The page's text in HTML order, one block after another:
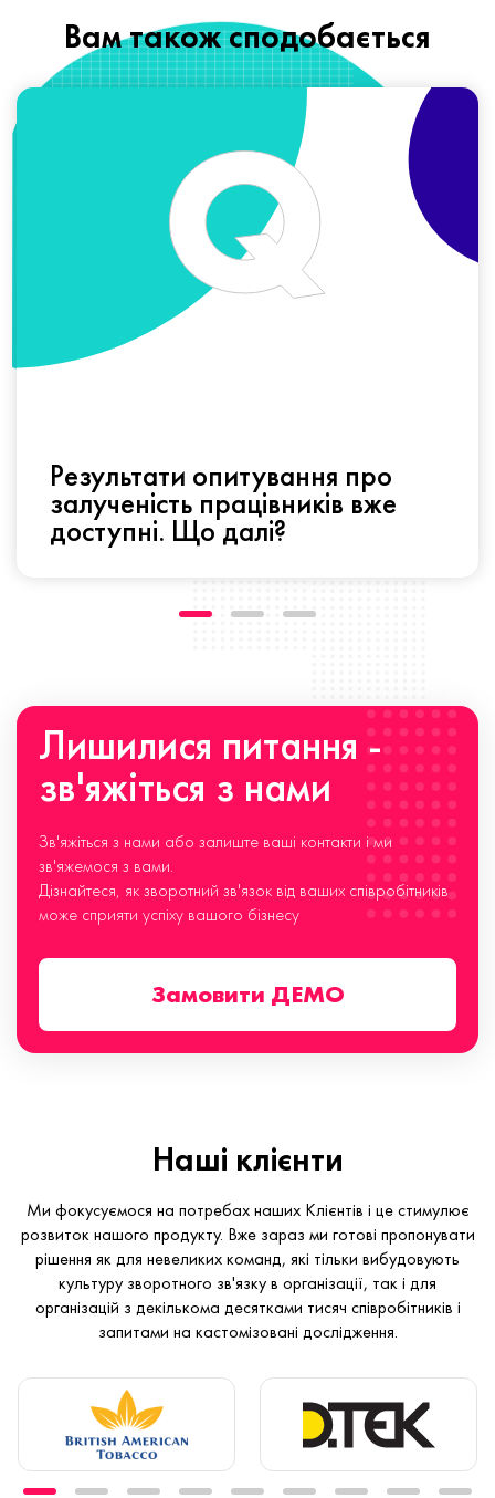
Вам також сподобається
Результати опитування про
залученість працівників вже
доступні. Що далі?
Лишилися питання -
зв'яжіться з нами
Зв'яжіться з нами або залиште ваші контакти і ми
зв'яжемося з вами.
Дізнайтеся, як зворотний зв'язок від ваших співробітників
може сприяти успіху вашого бізнесу
Замовити ДЕМО
Наші клієнти
Ми фокусуємося на потребах наших Клієнтів і це стимулює
розвиток нашого продукту. Вже зараз ми готові пропонувати
рішення як для невеликих команд, які тільки вибудовують
культуру зворотного зв'язку в організації, так і для
організацій з декількома десятками тисяч співробітників і
запитами на кастомізовані дослідження.